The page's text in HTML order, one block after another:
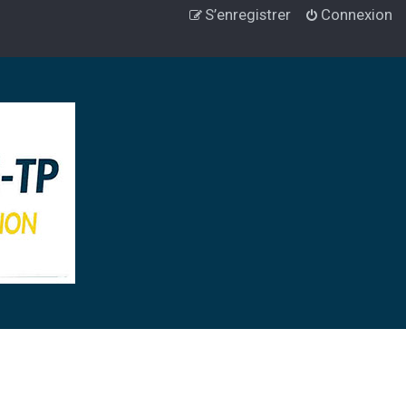
Connexion
S’enregistrer